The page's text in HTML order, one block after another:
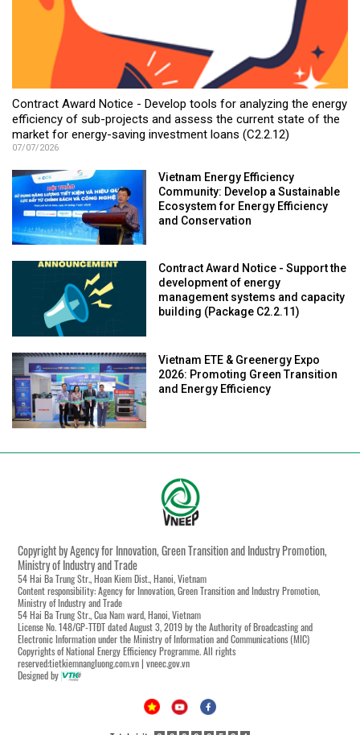
Contract Award Notice - Develop tools for analyzing the energy
efficiency of sub-projects and assess the current state of the
market for energy-saving investment loans (C2.2.12)
07/07/2026
Vietnam Energy Efficiency
Community: Develop a Sustainable
Ecosystem for Energy Efficiency
and Conservation
Contract Award Notice - Support the
development of energy
management systems and capacity
building (Package C2.2.11)
Vietnam ETE & Greenergy Expo
2026: Promoting Green Transition
and Energy Efficiency
Copyright by Agency for Innovation, Green Transition and Industry Promotion,
Ministry of Industry and Trade
54 Hai Ba Trung Str., Hoan Kiem Dist., Hanoi, Vietnam
Content responsibility: Agency for Innovation, Green Transition and Industry Promotion,
Ministry of Industry and Trade
54 Hai Ba Trung Str., Cua Nam ward, Hanoi, Vietnam
License No. 148/GP-TTĐT dated August 3, 2019 by the Authority of Broadcasting and
Electronic Information under the Ministry of Information and Communications (MIC)
Copyrights of National Energy Efficiency Programme. All rights
reserved:tietkiemnangluong.com.vn | vneec.gov.vn
Designed by